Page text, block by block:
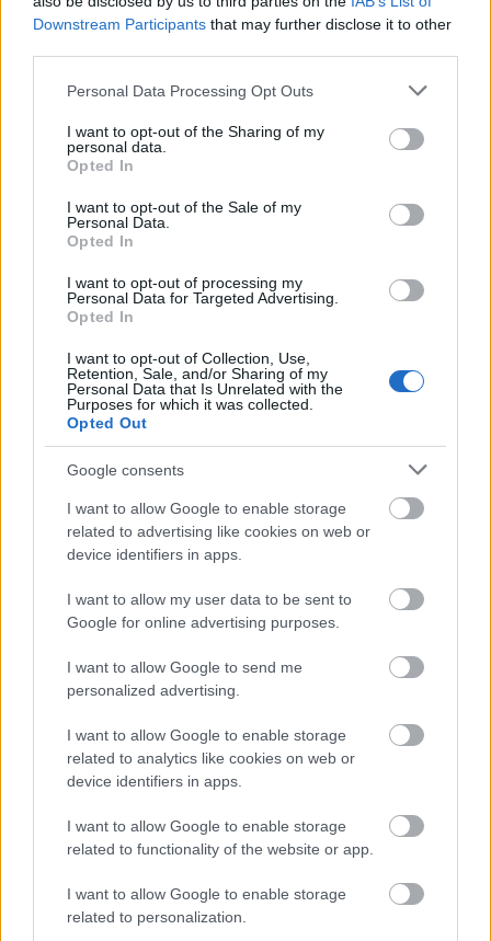
Downstream Participants that may further disclose it to other
Please note that this website/app uses one or more Google
not limited to your visit or usage behaviour. You may click to
grant or deny consent to Google and its third-party tags to
use your data for below specified purposes in below Google
consent section.
Personal Data Processing Opt Outs
I want to opt-out of the Sharing of my
personal data.
Opted In
I want to opt-out of the Sale of my
Personal Data.
Opted In
I want to opt-out of processing my
Personal Data for Targeted Advertising.
Opted In
I want to opt-out of Collection, Use,
Retention, Sale, and/or Sharing of my
Personal Data that Is Unrelated with the
Purposes for which it was collected.
Opted Out
Google consents
I want to allow Google to enable storage
related to advertising like cookies on web or
device identifiers in apps.
I want to allow my user data to be sent to
Google for online advertising purposes.
I want to allow Google to send me
personalized advertising.
I want to allow Google to enable storage
related to analytics like cookies on web or
device identifiers in apps.
I want to allow Google to enable storage
related to functionality of the website or app.
I want to allow Google to enable storage
related to personalization.
Ο τρόπος που εισχωρεί η ματιά του γιου, αυτού
που έχει καταφέρει να βλέπει απ’ έξω και από το
αθέατο μέσα τα πράγματα, είναι μοναδική. Ο
οικογένειας, τις κρυμμένες στιγμές αυταρχισμού
και πόνου που προκαλεί ο πατέρας και το
αφοπλιστικό ξάφνιασμα της άμεσης εκδήλωσης
βίας. Η ήρεμη αφηγηματική δύναμη
εκφράζεται πάνω στην αποστασιοποιητική
προσέγγιση τουΜπαγιάνι.Η γραφή του είναι σαν
ένα πανοραμικό πλάνο που δείχνει καθαρά το τι
έχει συμβεί σε μια οικογένεια που ήταν
καταδικασμένη να διαλυθεί. Σαν το πλάνο του
Σκορσέζε στο μακελειό του
σελίδα 99:
Ο πατέρας μου έκανε σκόνη και
θρύψαλα κάθε είδους δεσμό, οικογενειακό ή μη.
δίχως ζωή στον ορίζοντα. Μόνο που εκείνη ήταν η
έρημο, η μοναδική που είχε εκφράσει μια τόσο
ολοκληρωτική, τόσο οριστική παραίτηση από τα
Αυτό το σπουδαίο βιβλίο ευτύχησε να το αναλάβει
κάθε ανάσα, κάθε μικρή σκέψη, κάθε δισταγμός,